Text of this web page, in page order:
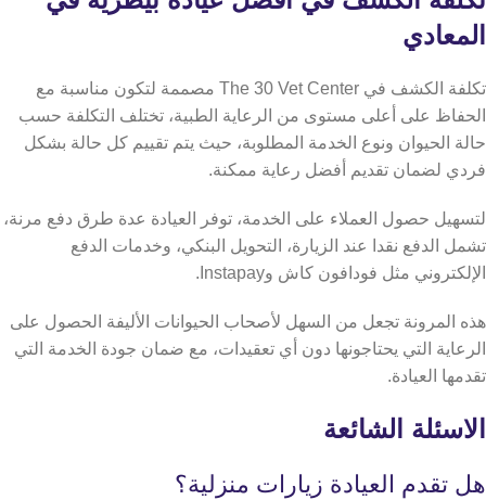
المعادي
تكلفة الكشف في The 30 Vet Center مصممة لتكون مناسبة مع
الحفاظ على أعلى مستوى من الرعاية الطبية، تختلف التكلفة حسب
حالة الحيوان ونوع الخدمة المطلوبة، حيث يتم تقييم كل حالة بشكل
فردي لضمان تقديم أفضل رعاية ممكنة.
لتسهيل حصول العملاء على الخدمة، توفر العيادة عدة طرق دفع مرنة،
تشمل الدفع نقدا عند الزيارة، التحويل البنكي، وخدمات الدفع
الإلكتروني مثل فودافون كاش وInstapay.
هذه المرونة تجعل من السهل لأصحاب الحيوانات الأليفة الحصول على
الرعاية التي يحتاجونها دون أي تعقيدات، مع ضمان جودة الخدمة التي
تقدمها العيادة.
الاسئلة الشائعة
هل تقدم العيادة زيارات منزلية؟